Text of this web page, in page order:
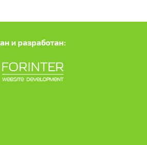
и разработан: